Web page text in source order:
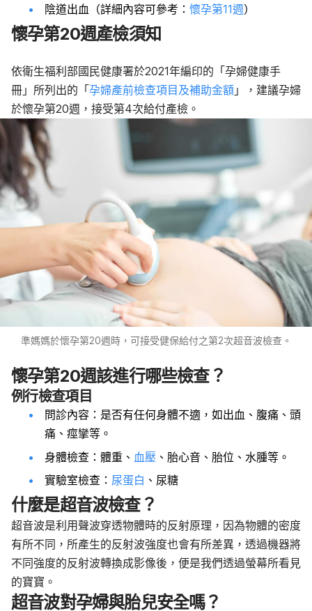
陰道出血（詳細內容可參考： 懷孕第11週）
懷孕第20週產檢須知
依衛生福利部國民健康署於2021年編印的「孕婦健康手
冊」所列出的「孕婦產前檢查項目及補助金額 」，建議孕婦
於懷孕第20週，接受第4次給付產檢。
準媽媽於懷孕第20週時，可接受健保給付之第2次超音波檢查。
懷孕第20週該進行哪些檢查？
例行檢查項目
問診內容：是否有任何身體不適，如出血、腹痛、頭
痛、痙攣等。
身體檢查：體重、 血壓 、胎心音、胎位、水腫等。
實驗室檢查： 尿蛋白 、尿糖
什麼是超音波檢查？
超音波是利用聲波穿透物體時的反射原理，因為物體的密度
有所不同，所產生的反射波強度也會有所差異，透過機器將
不同強度的反射波轉換成影像後，便是我們透過螢幕所看見
的寶寶。
超音波對孕婦與胎兒安全嗎？